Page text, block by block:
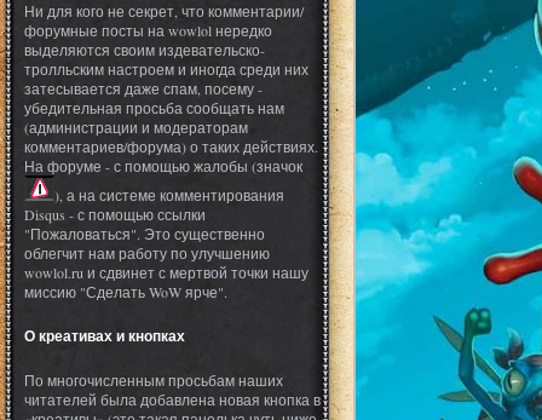
Ни для кого не секрет, что комментарии/
форумные посты на wowlol нередко
выделяются своим издевательско-
тролльским настроем и иногда среди них
затесывается даже спам, посему -
убедительная просьба сообщать нам
(администрации и модераторам
комментариев/форума) о таких действиях.
На форуме - с помощью жалобы (значок
), а на системе комментирования
Disqus - с помощью ссылки
"Пожаловаться". Это существенно
облегчит нам работу по улучшению
wowlol.ru и сдвинет с мертвой точки нашу
миссию "Сделать WoW ярче".
О креативах и кнопках
По многочисленным просьбам наших
читателей была добавлена новая кнопка в